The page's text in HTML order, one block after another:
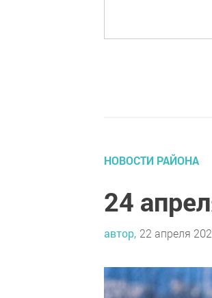
НОВОСТИ РАЙОНА
24
автор, 22 апреля